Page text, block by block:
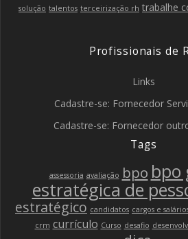
solução talentos terceirização rh trabalhe
Profissionais de
Links
Cadastre-se: Fornecedor
Cadastre-se: Fornecedor
Tags
assessoria avaliação bpo bpo
estratégica de
estratégico candidatos cargos e
crm currículo Curso desafio